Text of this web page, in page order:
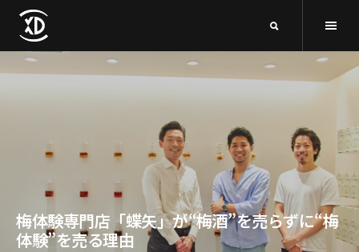
梅体験専門店「蝶矢」が“梅酒”を売らずに“梅
体験”を売る理由